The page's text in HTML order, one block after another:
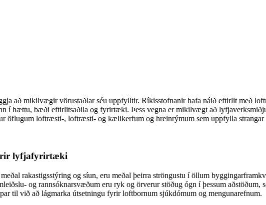
að mikilvægir vörustaðlar séu uppfylltir. Ríkisstofnanir hafa náið eftirlit með
í hættu, bæði eftirlitsaðila og fyrirtæki. Þess vegna er mikilvægt að
öflugum loftræsti-, loftræsti- og kælikerfum og hreinrýmum sem uppfylla
lyfjafyrirtæki
rakastigsstýring og síun, eru meðal þeirra ströngustu í öllum
og rannsóknarsvæðum eru ryk og örverur stöðug ógn í þessum aðstöðum,
til við að lágmarka útsetningu fyrir loftbornum sjúkdómum og mengunarefnum.